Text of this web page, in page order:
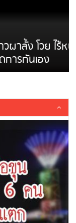
สไลด์ ต้อง